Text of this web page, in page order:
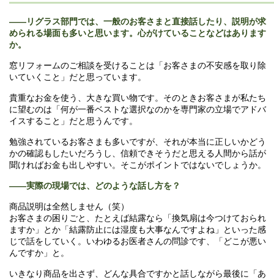
――リグラス部門では、一般のお客さまと直接話したり、説明が求
められる場面も多いと思います。心がけていることなどはあります
か。
窓リフォームのご相談を受けることは「お客さまの不安感を取り除
いていくこと」だと思っています。
貴重なお金を使う、大きな買い物です。そのときお客さまが私たち
に望むのは「何が一番ベストな選択なのかを専門家の立場でアドバ
イスすること」だと思うんです。
勉強されているお客さまも多いですが、それが本当に正しいかどう
かの確認もしたいだろうし、信頼できそうだと思える人間から話が
聞ければお金も出しやすい。そこがポイントではないでしょうか。
――実際の現場では、どのような話し方を？
商品説明は全然しません（笑）
お客さまの困りごと、たとえば結露なら「換気扇は今つけておられ
ますか」とか「結露防止には湿度も大事なんですよね」といった感
じで話をしていく。いわゆるお医者さんの問診です、「どこが悪い
んですか」と。
いきなり商品を出さず、どんな具合ですかと話しながら最後に「あ